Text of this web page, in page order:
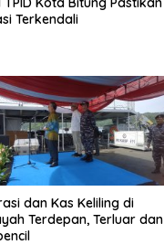
Terkendali
dan Kas Keliling di
Terdepan, Terluar dan